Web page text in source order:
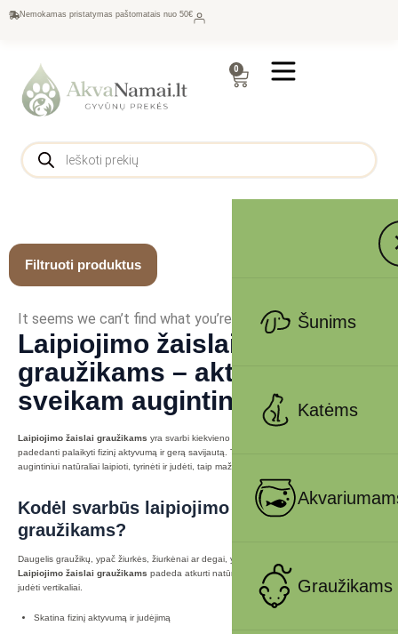
Nemokamas pristatymas paštomatais nuo 50€
0
Šunims
Katėms
Graužikams
Filtruoti produktus
It seems we can’t find what you’re looking for.
Laipiojimo žaislai
graužikams – aktyviam ir
sveikam augintiniui
Laipiojimo žaislai graužikams yra svarbi kiekvieno aktyvaus augintinio aplinkos dalis,
padedanti palaikyti fizinį aktyvumą ir gerą savijautą. Tokie
augintiniui natūraliai laipioti, tyrinėti ir judėti, taip mažinant stresą ir nuobodulį.
Kodėl svarbūs laipiojimo žaislai
graužikams?
Daugelis graužikų, ypač žiurkės, žiurkėnai ar degai, yra labai aktyvūs ir mėgsta laipioti.
Laipiojimo žaislai graužikams padeda atkurti natūralią aplinką ir suteikia galimybę
judėti vertikaliai.
Skatina fizinį aktyvumą ir judėjimą